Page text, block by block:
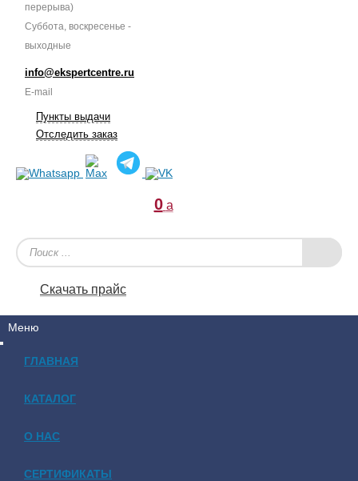
перерыва)
Суббота, воскресенье -
выходные
info@ekspertcentre.ru
E-mail
Пункты выдачи
Отследить заказ
0 a
Скачать прайс
Меню
ГЛАВНАЯ
КАТАЛОГ
О НАС
СЕРТИФИКАТЫ